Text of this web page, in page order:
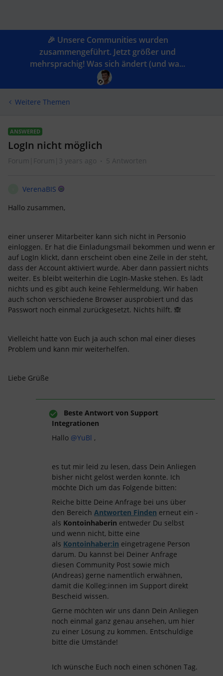
🎉 Unsere Communities wurden
zusammengeführt. Jetzt größer und
mehrsprachig! Was sich ändert (und wa...
Weitere Themen
ANSWERED
LogIn nicht möglich
Forum|Forum|3 years ago 5 Antworten
VerenaBIS
Hallo zusammen,
einer unserer Mitarbeiter kann sich nicht in Personio
einloggen. Er hat die Einladungsmail bekommen und wenn er
auf LogIn klickt, dann erscheint oben eine Zeile in der steht,
dass der Account aktiviert wurde. Aber dann passiert nichts
weiter. Es bleibt weiterhin die LogIn-Maske stehen. Es lädt
nichts und es gibt auch keine Fehlermeldung. Wir haben
auch schon verschiedene Browser ausprobiert und das
Passwort noch einmal zurückgesetzt. Nichts hilft. 🙈
Vielleicht hatte von Euch ja auch schon mal einer dieses
Problem und kann mir weiterhelfen.
Liebe Grüße
Beste Antwort von Support
Integrationen
Hallo @YuBl ,
es tut mir leid zu lesen, dass Dein Anliegen
bisher nicht gelöst werden konnte. Ich
möchte Dich um das Folgende bitten:
Reiche bitte Deine Anfrage bei uns über
den Bereich Antworten Finden erneut ein -
als Kontoinhaberin entweder Du selbst
und wenn nicht, bitte eine
als Kontoinhaber:in eingetragene Person
darum. Du kannst bei Deiner Anfrage
diesen Community Post sowie mich
(Andreas) gerne namentlich erwähnen,
damit die Kolleg:innen im Support direkt
Bescheid wissen.
Gerne möchten wir uns dann Dein Anliegen
noch einmal ganz genau ansehen, um hier
zu einer Lösung zu kommen. Entschuldige
bitte die Umstände!
Ich wünsche Euch noch einen schönen Tag.